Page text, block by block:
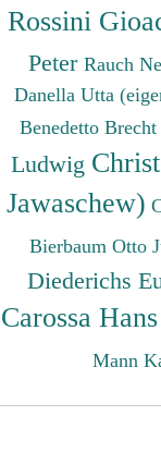
Rossini
Peter Rauch
Danella Utta
Benedetto
Ludwig
Jawaschew)
Bierbaum Otto
Diederichs
Carossa Hans
Mann